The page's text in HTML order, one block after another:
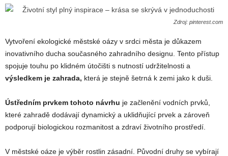
Zdroj: pinterest.com
Vytvoření ekologické městské oázy v srdci města je důkazem
inovativního ducha současného zahradního designu. Tento přístup
spojuje touhu po klidném útočišti s nutností udržitelnosti a
výsledkem je zahrada, která je stejně šetrná k zemi jako k duši.
Ústředním prvkem tohoto návrhu je začlenění vodních prvků,
které zahradě dodávají dynamický a uklidňující prvek a zároveň
podporují biologickou rozmanitost a zdraví životního prostředí.
V městské oáze je výběr rostlin zásadní. Původní druhy se vybírají